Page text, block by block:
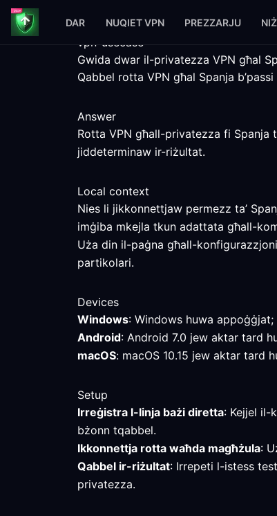
DAR NUQIET VPN PREZZARJU
vpn-usecase
Gwida dwar il-privatezza VPN għal
Qabbel rotta VPN għal Spanja
Answer
Rotta VPN għall-privatezza fi
jiddeterminaw ir-riżultat.
Local context
Nies li jikkonnettjaw permezz ta’
imġiba mkejla tkun adattata għall-
Uża din il-paġna għall-
partikolari.
Devices
Windows: Windows huwa
Android: Android 7.0 jew aktar tard
macOS: macOS 10.15 jew aktar
Setup
Irreġistra l-linja bażi diretta: Kejjel il-
bżonn tqabbel.
Ikkonnettja rotta waħda magħżula:
Qabbel ir-riżultat: Irrepeti l-istess
privatezza.